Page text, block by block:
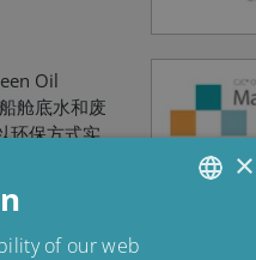
Oil
舱底水和废
环保方式实
环保型运
×
of our web